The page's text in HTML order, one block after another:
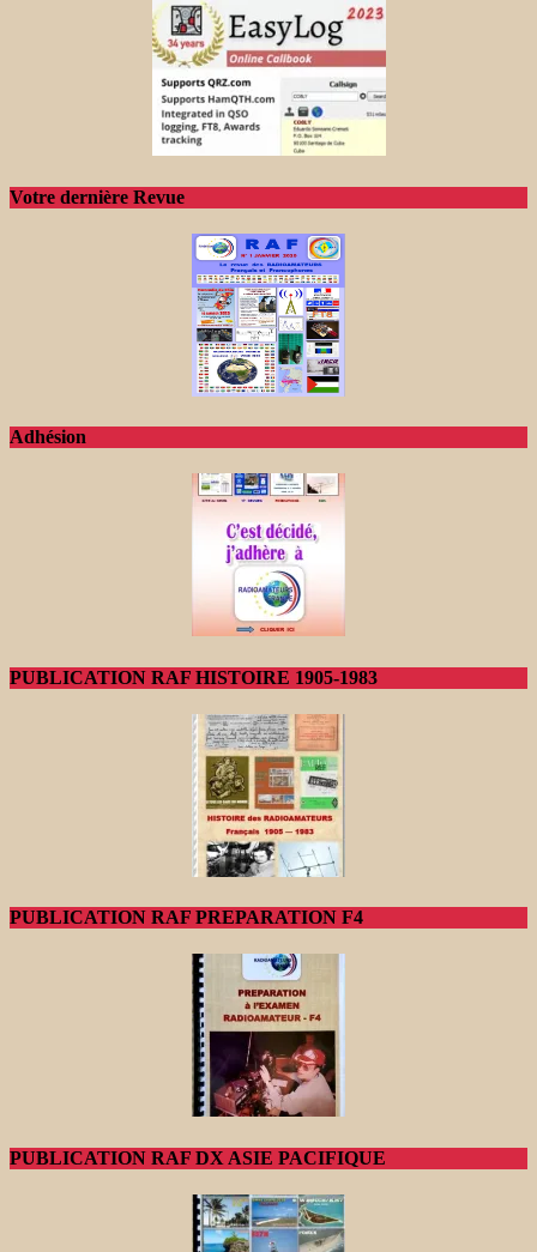
Votre dernière Revue
Adhésion
PUBLICATION RAF HISTOIRE 1905-1983
PUBLICATION RAF PREPARATION F4
PUBLICATION RAF DX ASIE PACIFIQUE